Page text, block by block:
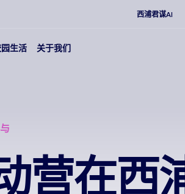
西浦君谋AI
生活 关于我们
营在西